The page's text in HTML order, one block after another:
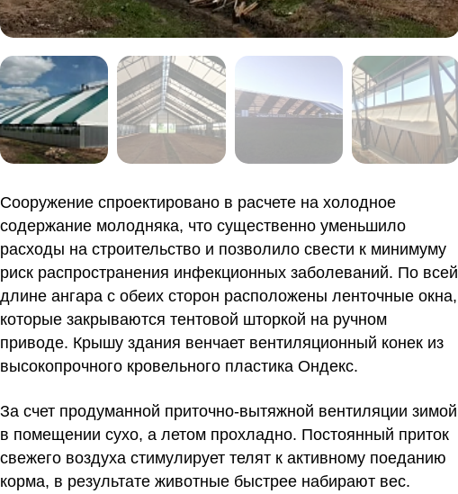
Сооружение спроектировано в расчете на холодное
содержание молодняка, что существенно уменьшило
расходы на строительство и позволило свести к минимуму
риск распространения инфекционных заболеваний. По всей
длине ангара с обеих сторон расположены ленточные окна,
которые закрываются тентовой шторкой на ручном
приводе. Крышу здания венчает вентиляционный конек из
высокопрочного кровельного пластика Ондекс.
За счет продуманной приточно-вытяжной вентиляции зимой
в помещении сухо, а летом прохладно. Постоянный приток
свежего воздуха стимулирует телят к активному поеданию
корма, в результате животные быстрее набирают вес.